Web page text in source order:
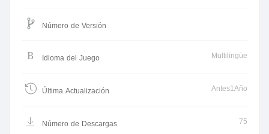
Número de Versión
Idioma del Juego Multilingüe
Última Actualización Antes1Año
Número de Descargas 75